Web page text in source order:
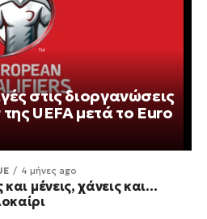
στις διοργανώσεις
UEFA μετά το Euro
4 μήνες ago
και μένεις, χάνεις και…